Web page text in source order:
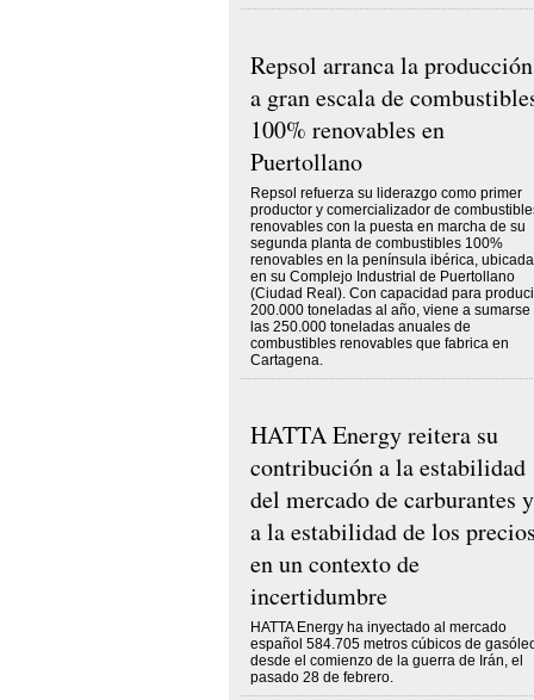
Repsol arranca la producción
a gran escala de
100% renovables en
Puertollano
Repsol refuerza su liderazgo como primer
productor y comercializador de
renovables con la puesta en marcha de su
segunda planta de combustibles 100%
renovables en la península ibérica, ubicada
en su Complejo Industrial de Puertollano
(Ciudad Real). Con capacidad para
200.000 toneladas al año, viene a sumarse
las 250.000 toneladas anuales de
combustibles renovables que fabrica en
Cartagena.
HATTA Energy reitera su
contribución a la estabilidad
del mercado de carburantes y
a la estabilidad de los
en un contexto de
incertidumbre
HATTA Energy ha inyectado al mercado
español 584.705 metros cúbicos de
desde el comienzo de la guerra de Irán, el
pasado 28 de febrero.